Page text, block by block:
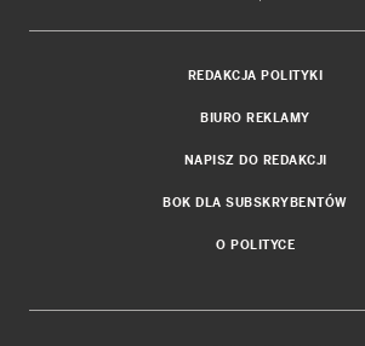
REDAKCJA POLITYKI
BIURO REKLAMY
NAPISZ DO REDAKCJI
BOK DLA SUBSKRYBENTÓW
O POLITYCE